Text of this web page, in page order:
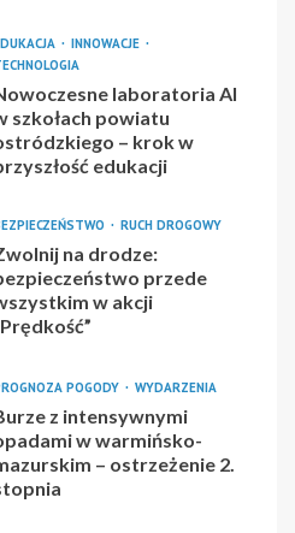
INNOWACJE
laboratoria AI
szkołach powiatu
– krok w
edukacji
RUCH DROGOWY
na drodze:
przede
w akcji
POGODY WYDARZENIA
z intensywnymi
w warmińsko-
– ostrzeżenie 2.